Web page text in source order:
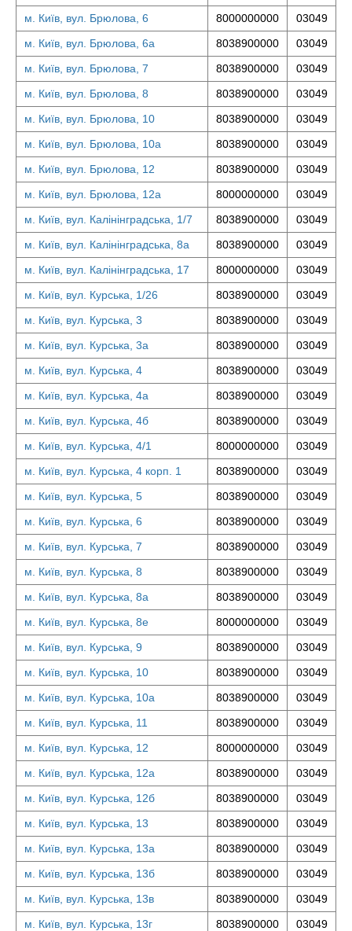
м. Київ, вул. Брюлова, 6
8000000000
03049
м. Київ, вул. Брюлова, 6а
8038900000
03049
м. Київ, вул. Брюлова, 7
8038900000
03049
м. Київ, вул. Брюлова, 8
8038900000
03049
м. Київ, вул. Брюлова, 10
8038900000
03049
м. Київ, вул. Брюлова, 10а
8038900000
03049
м. Київ, вул. Брюлова, 12
8038900000
03049
м. Київ, вул. Брюлова, 12а
8000000000
03049
м. Київ, вул. Калінінградська, 1/7
8038900000
03049
м. Київ, вул. Калінінградська, 8а
8038900000
03049
м. Київ, вул. Калінінградська, 17
8000000000
03049
м. Київ, вул. Курська, 1/26
8038900000
03049
м. Київ, вул. Курська, 3
8038900000
03049
м. Київ, вул. Курська, 3а
8038900000
03049
м. Київ, вул. Курська, 4
8038900000
03049
м. Київ, вул. Курська, 4а
8038900000
03049
м. Київ, вул. Курська, 4б
8038900000
03049
м. Київ, вул. Курська, 4/1
8000000000
03049
м. Київ, вул. Курська, 4 корп. 1
8038900000
03049
м. Київ, вул. Курська, 5
8038900000
03049
м. Київ, вул. Курська, 6
8038900000
03049
м. Київ, вул. Курська, 7
8038900000
03049
м. Київ, вул. Курська, 8
8038900000
03049
м. Київ, вул. Курська, 8а
8038900000
03049
м. Київ, вул. Курська, 8е
8000000000
03049
м. Київ, вул. Курська, 9
8038900000
03049
м. Київ, вул. Курська, 10
8038900000
03049
м. Київ, вул. Курська, 10а
8038900000
03049
м. Київ, вул. Курська, 11
8038900000
03049
м. Київ, вул. Курська, 12
8000000000
03049
м. Київ, вул. Курська, 12а
8038900000
03049
м. Київ, вул. Курська, 12б
8038900000
03049
м. Київ, вул. Курська, 13
8038900000
03049
м. Київ, вул. Курська, 13а
8038900000
03049
м. Київ, вул. Курська, 13б
8038900000
03049
м. Київ, вул. Курська, 13в
8038900000
03049
м. Київ, вул. Курська, 13г
8038900000 03049